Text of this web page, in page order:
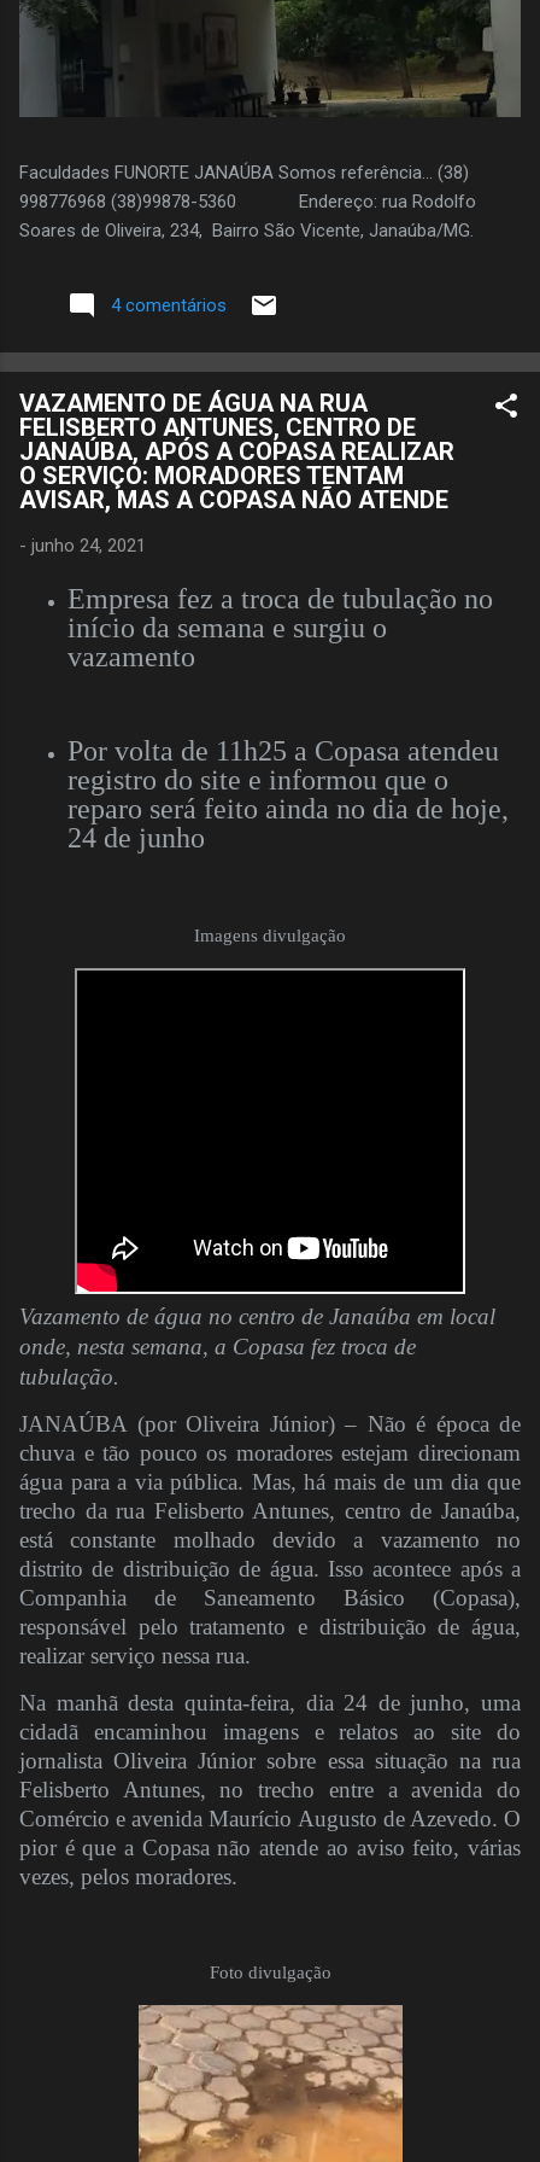
Faculdades FUNORTE JANAÚBA Somos referência... (38)
998776968 (38)99878-5360 Endereço: rua Rodolfo
Soares de Oliveira, 234, Bairro São Vicente, Janaúba/MG.
4 comentários
VAZAMENTO DE ÁGUA NA RUA
FELISBERTO ANTUNES, CENTRO DE
JANAÚBA, APÓS A COPASA REALIZAR
O SERVIÇO: MORADORES TENTAM
AVISAR, MAS A COPASA NÃO ATENDE
- junho 24, 2021
Empresa fez a troca de tubulação no
início da semana e surgiu o
vazamento
Por volta de 11h25 a Copasa atendeu
registro do site e informou que o
reparo será feito ainda no dia de hoje,
24 de junho
Imagens divulgação
Vazamento de água no centro de Janaúba em local
onde, nesta semana, a Copasa fez troca de
tubulação.
JANAÚBA (por Oliveira Júnior) – Não é época de
chuva e tão pouco os moradores estejam direcionam
água para a via pública. Mas, há mais de um dia que
trecho da rua Felisberto Antunes, centro de Janaúba,
está constante molhado devido a vazamento no
distrito de distribuição de água. Isso acontece após a
Companhia de Saneamento Básico (Copasa),
responsável pelo tratamento e distribuição de água,
realizar serviço nessa rua.
Na manhã desta quinta-feira, dia 24 de junho, uma
cidadã encaminhou imagens e relatos ao site do
jornalista Oliveira Júnior sobre essa situação na rua
Felisberto Antunes, no trecho entre a avenida do
Comércio e avenida Maurício Augusto de Azevedo. O
pior é que a Copasa não atende ao aviso feito, várias
vezes, pelos moradores.
Foto divulgação